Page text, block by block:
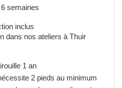
semaines
inclus
dans nos ateliers à Thuir
1 an
2 pieds au minimum